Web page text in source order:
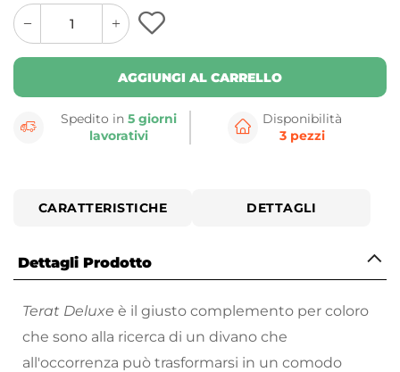
quantity
button
quantity
minus
button
AGGIUNGI AL CARRELLO
Spedito in5 giorni
lavorativi
Disponibilità
3 pezzi
CARATTERISTICHE DETTAGLI
Dettagli Prodotto
Terat Deluxe è il giusto complemento per coloro
che sono alla ricerca di un divano che
all'occorrenza può trasformarsi in un comodo